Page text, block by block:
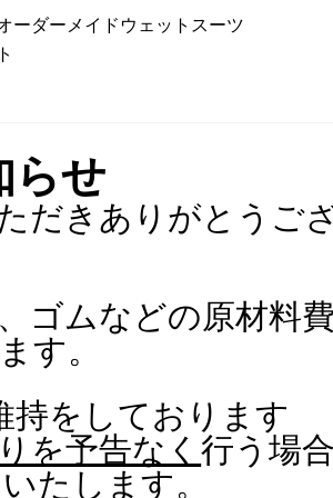
ーダーメイドウェットスーツ
らせ
だきありがとうご
ゴムなどの原材料費
す。
持をしております
を予告なく行う場合
たします。